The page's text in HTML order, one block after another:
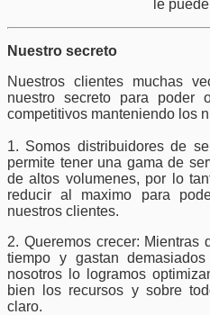
le
Nuestro secreto
Nuestros clientes muchas
nuestro secreto para poder
competitivos manteniendo los
1. Somos distribuidores de
permite tener una gama de
de altos volumenes, por lo
reducir al maximo para
nuestros clientes.
2. Queremos crecer: Mientras
tiempo y gastan demasiados
nosotros lo logramos
bien los recursos y sobre
claro.